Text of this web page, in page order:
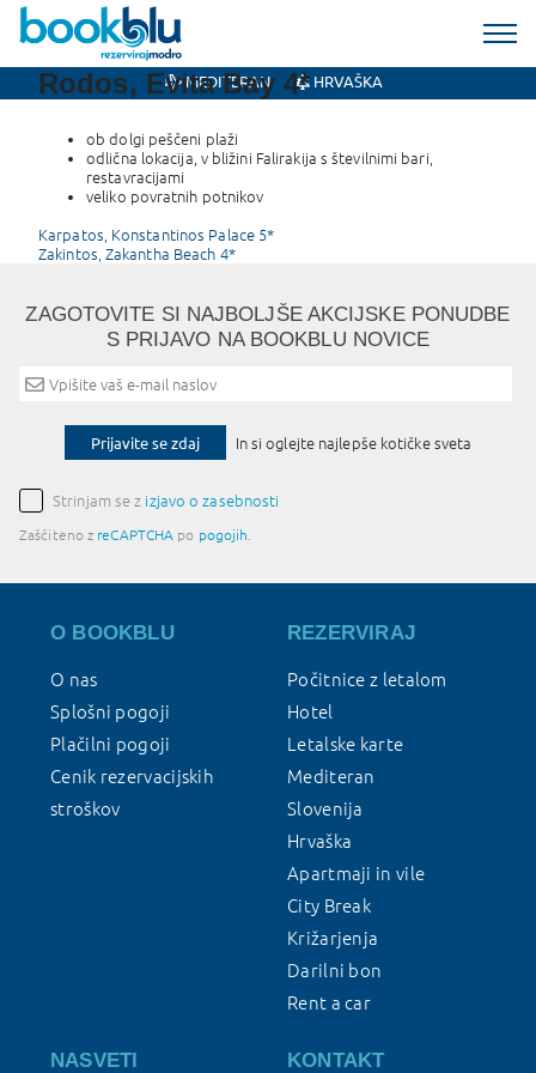
MEDITERAN HRVAŠKA
Rodos, Evita Bay 4*
ob dolgi peščeni plaži
odlična lokacija, v bližini Falirakija s številnimi bari,
restavracijami
veliko povratnih potnikov
Post
navigation
Karpatos, Konstantinos Palace 5*
Zakintos, Zakantha Beach 4*
ZAGOTOVITE SI NAJBOLJŠE AKCIJSKE PONUDBE
S PRIJAVO NA BOOKBLU NOVICE
Prijavite se zdaj In si oglejte najlepše kotičke sveta
Strinjam se z izjavo o zasebnosti
Zaščiteno z reCAPTCHA po pogojih
O BOOKBLU
O nas
Splošni pogoji
Plačilni pogoji
Cenik rezervacijskih
stroškov
NASVETI
REZERVIRAJ
Počitnice z letalom
Hotel
Letalske karte
Mediteran
Slovenija
Hrvaška
Apartmaji in vile
City Break
Križarjenja
Darilni bon
Rent a car
KONTAKT